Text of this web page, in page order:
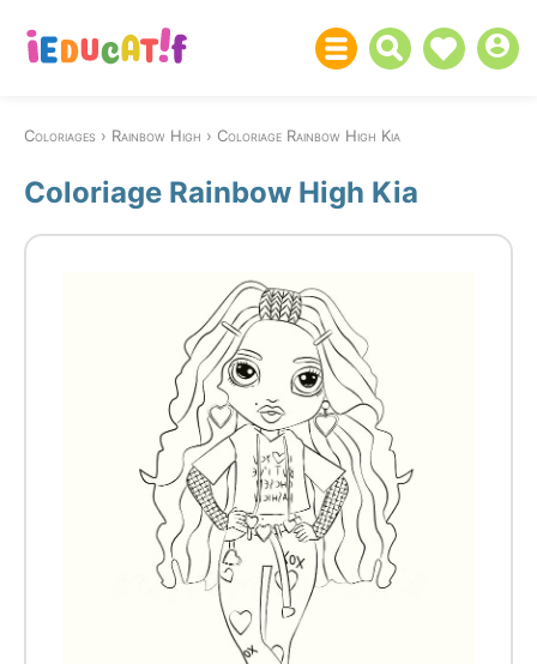
Coloriages Rainbow High Coloriage Rainbow High Kia
Coloriage Rainbow High Kia